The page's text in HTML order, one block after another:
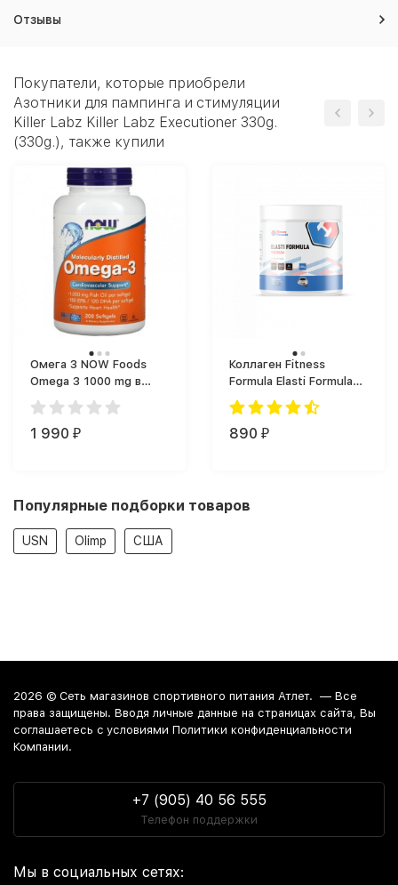
Отзывы
Покупатели, которые приобрели
Азотники для пампинга и стимуляции
Killer Labz Killer Labz Executioner 330g.
(330g.), также купили
Омега 3 NOW Foods
Omega 3 1000 mg в
капсулах (200 капс.)
1 990 ₽
Коллаген Fitness
Formula Elasti Formula
(200 г)
890 ₽
Популярные подборки товаров
USN Olimp США
2026 © Сеть магазинов спортивного питания Атлет. — Все
права защищены. Вводя личные данные на страницах сайта, Вы
соглашаетесь c условиями Политики конфиденциальности
Компании.
+7 (905) 40 56 555
Телефон поддержки
Мы в социальных сетях: